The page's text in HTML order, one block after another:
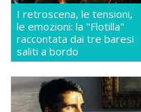
I retroscena, le tensioni,
le emozioni: la "Flotilla"
raccontata dai tre baresi
saliti a bordo